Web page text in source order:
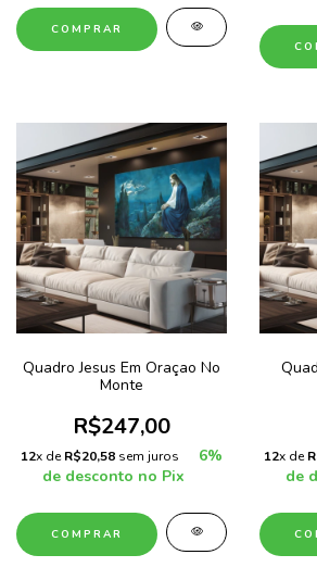
COMPRAR
Quadro Jesus Em Oraçao No
Monte
R$247,00
12x deR$20,58 sem juros
6%
de desconto no Pix
COMPRAR
12x de
de